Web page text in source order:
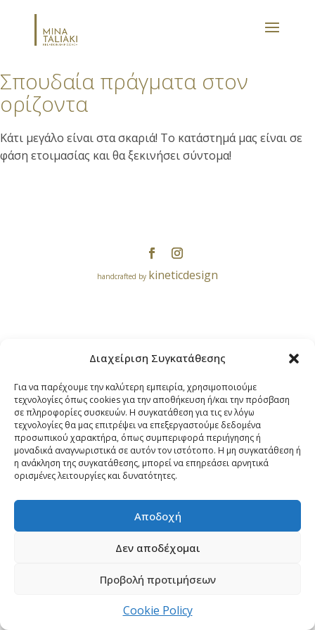
Διαχείριση Συγκατάθεσης
Για να παρέχουμε την καλύτερη εμπειρία, χρησιμοποιούμε
τεχνολογίες όπως cookies για την αποθήκευση ή/και την πρόσβαση
σε πληροφορίες συσκευών. Η συγκατάθεση για τις εν λόγω
τεχνολογίες θα μας επιτρέψει να επεξεργαστούμε δεδομένα
προσωπικού χαρακτήρα, όπως συμπεριφορά περιήγησης ή
μοναδικά αναγνωριστικά σε αυτόν τον ιστότοπο. Η μη συγκατάθεση ή
η ανάκληση της συγκατάθεσης, μπορεί να επηρεάσει αρνητικά
ορισμένες λειτουργίες και δυνατότητες.
Αποδοχή
Δεν αποδέχομαι
Προβολή προτιμήσεων
Cookie Policy
Σπουδαία πράγματα στον
ορίζοντα
Κάτι μεγάλο είναι στα σκαριά! Το κατάστημά μας είναι σε
φάση ετοιμασίας και θα ξεκινήσει σύντομα!
handcrafted by kineticdesign